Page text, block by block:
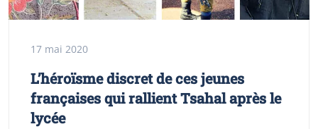
17 mai 2020
L’héroïsme discret de ces jeunes
françaises qui rallient Tsahal après le
lycée